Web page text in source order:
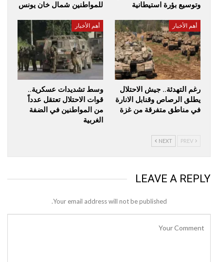
وتوسيع بؤرة استيطانية
للمواطنين شمال خان يونس
أهم الأخبار
رغم التهدئة.. جيش الاحتلال
يطلق الرصاص وقنابل الانارة
في مناطق متفرقة من غزة
أهم الأخبار
وسط تشديدات عسكرية..
قوات الاحتلال تعتقل عدداً
من المواطنين في الضفة
الغربية
NEXT
LEAVE A REPLY
Your email address will not be published.